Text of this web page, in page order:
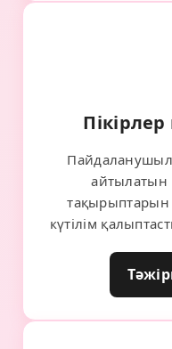
айтылатын
тақырыптарын
күтілім